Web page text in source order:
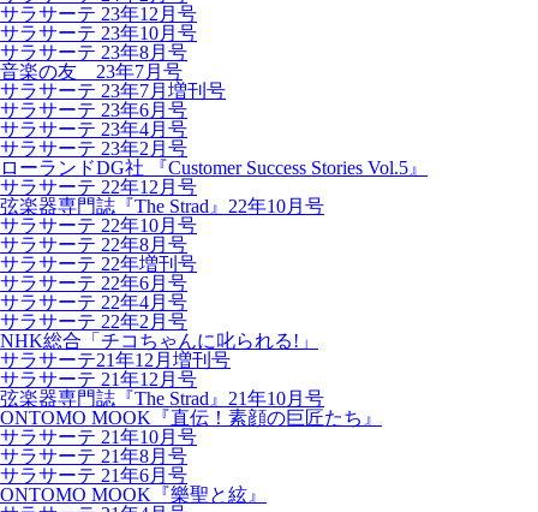
サラサーテ 23年12月号
サラサーテ 23年10月号
サラサーテ 23年8月号
音楽の友 23年7月号
サラサーテ 23年7月増刊号
サラサーテ 23年6月号
サラサーテ 23年4月号
サラサーテ 23年2月号
ローランドDG社 『Customer Success Stories Vol.5』
サラサーテ 22年12月号
弦楽器専門誌『The Strad』22年10月号
サラサーテ 22年10月号
サラサーテ 22年8月号
サラサーテ 22年増刊号
サラサーテ 22年6月号
サラサーテ 22年4月号
サラサーテ 22年2月号
NHK総合「チコちゃんに叱られる!」
サラサーテ21年12月増刊号
サラサーテ 21年12月号
弦楽器専門誌『The Strad』21年10月号
ONTOMO MOOK『直伝！素顔の巨匠たち』
サラサーテ 21年10月号
サラサーテ 21年8月号
サラサーテ 21年6月号
ONTOMO MOOK『樂聖と絃』